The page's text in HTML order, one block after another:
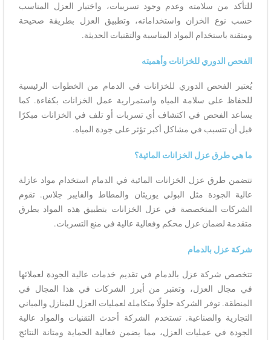
للتأكد من سلامته وعدم وجود تسريبات، واختيار العزل المناسب
حسب نوع الخزان واستخداماته، وتطبيق العزل بطريقة صحيحة
ومتقنة باستخدام المواد المناسبة والتقنيات الحديثة.
الفحص الدوري للخزانات وأهميته
يُعتبر الفحص الدوري للخزانات في الدمام من الخطوات الرئيسية
للحفاظ على سلامة المياه واستمرارية عمل الخزانات بكفاءة. كما
يساعد الفحص في اكتشاف أي تسربات أو تلف في الخزانات مبكرًا
قبل أن تتسبب في مشاكل أكبر تؤثر على جودة المياه.
ما هي طرق عزل الخزانات المائية؟
تتضمن طرق عزل الخزانات المائية في الدمام استخدام مواد عازلة
عالية الجودة مثل البولي يوريثان والمطاط والفايبر جلاس. تقوم
الشركات المتخصصة في عزل الخزانات بتطبيق هذه المواد بطرق
متقدمة لضمان عزل محكم وفعالية عالية في منع التسربات.
شركة عزل بالدمام
تتخصص شركة عزل بالدمام في تقديم خدمات عالية الجودة لعملائها
في مجال العزل، وتعتبر من أبرز الشركات في هذا المجال في
المنطقة. توفر الشركة حلولًا متكاملة لعمليات العزل للمنازل والمباني
التجارية والصناعية. تستخدم الشركة أحدث التقنيات والمواد عالية
الجودة في عمليات العزل، مما يضمن فعالية الحماية ومتانة النتائج